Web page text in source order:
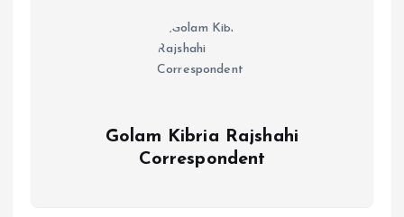
Golam Kibria Rajshahi
Correspondent